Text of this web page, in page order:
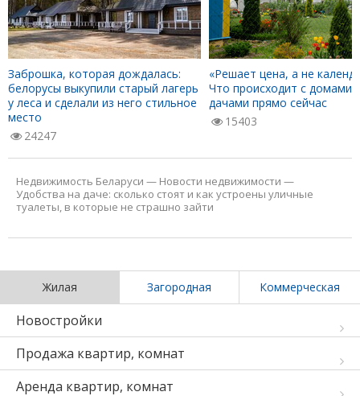
Заброшка, которая дождалась:
белорусы выкупили старый лагерь
у леса и сделали из него стильное
место
24247
«Решает цена, а не
Что происходит с домами
дачами прямо сейчас
15403
Недвижимость Беларуси — Новости недвижимости —
Удобства на даче: сколько стоят и как устроены уличные
туалеты, в которые не страшно зайти
Жилая Загородная Коммерческая
Новостройки
Продажа квартир, комнат
Аренда квартир, комнат